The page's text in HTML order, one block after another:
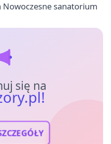
Nowoczesne sanatorium
się na